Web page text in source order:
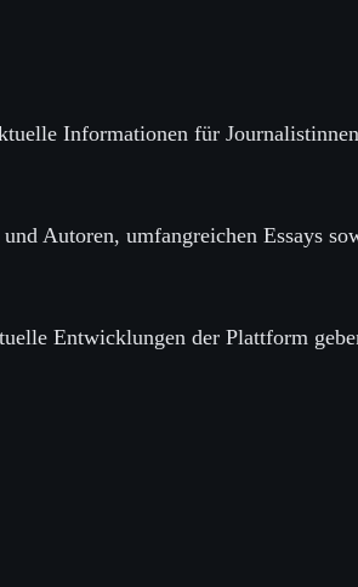
Informationen für
Autoren, umfangreichen Essays
Entwicklungen der Plattform